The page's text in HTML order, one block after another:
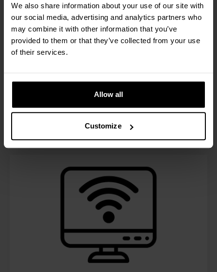
We also share information about your use of our site with
our social media, advertising and analytics partners who
may combine it with other information that you’ve
provided to them or that they’ve collected from your use
of their services.
Allow all
Customize
RAVAS Indicator App
De RAVAS Indicator App is een uitbreiding van je
indicator. Het helpt je bij het verzamelen en
labelen van weeggegevens. De app verstuurt
gegevens in CSV-bestanden via e-mail en kan
RDC software.